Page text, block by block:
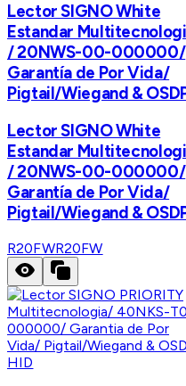
Lector SIGNO White
Estandar
/ 20NWS-00-000000/
Garantía de Por Vida/
Pigtail/Wiegand &
Lector SIGNO White
Estandar
/ 20NWS-00-000000/
Garantía de Por Vida/
Pigtail/Wiegand &
R20FWR20FW
HID